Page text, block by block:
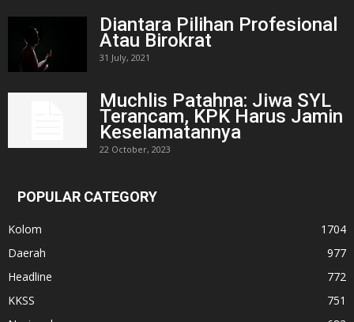
Diantara Pilihan Profesional
Atau Birokrat
31 July, 2021
Muchlis Patahna: Jiwa SYL
Terancam, KPK Harus Jamin
Keselamatannya
22 October, 2023
POPULAR CATEGORY
Kolom
1704
Daerah
977
Headline
772
KKSS
751